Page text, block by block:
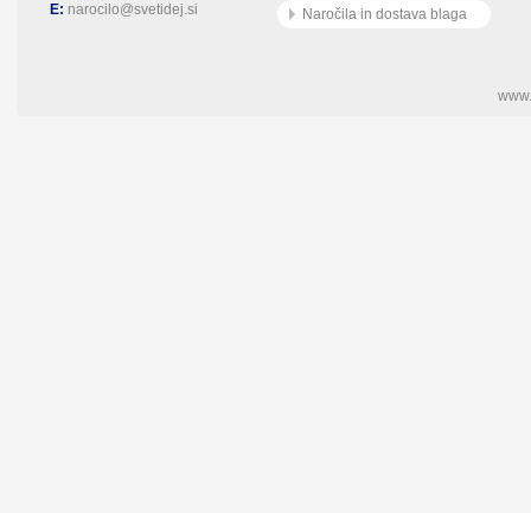
E: narocilo@svetidej.si Naročila in dostava blaga